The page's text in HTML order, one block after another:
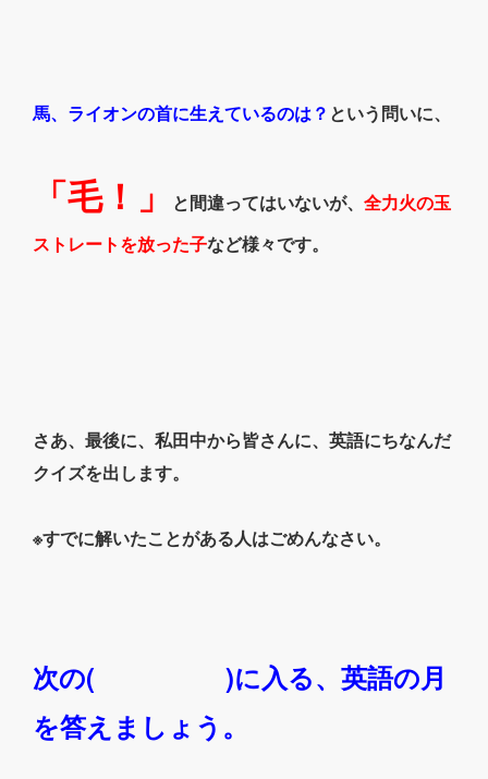
馬、ライオンの首に生えているのは？ という問いに、
「毛！」 と間違ってはいないが、 全力火の玉
ストレートを放った子など様々です。
さあ、最後に、私田中から皆さんに、英語にちなんだ
クイズを出します。
※すでに解いたことがある人はごめんなさい。
次の( )に入る、英語の月
を答えましょう。